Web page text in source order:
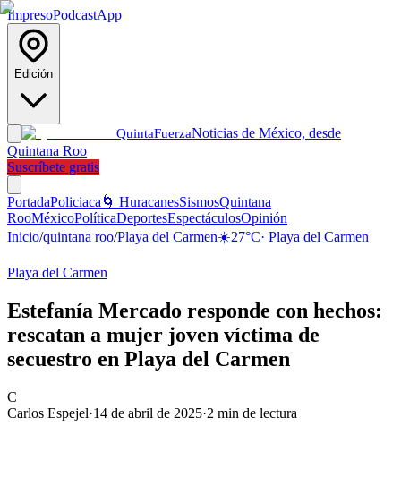
ImpresoPodcastApp
Edición
QuintaFuerzaNoticias de México, desde
Quintana Roo
Suscríbete gratis
PortadaPoliciaca 🌀 HuracanesSismosQuintana
RooMéxicoPolíticaDeportesEspectáculosOpinión
Inicio/quintana roo/Playa del Carmen☀️27°C· Playa del Carmen
Playa del Carmen
Estefanía Mercado responde con hechos:
rescatan a mujer joven víctima de
secuestro en Playa del Carmen
C
Carlos Espejel·14 de abril de 2025·2 min de lectura